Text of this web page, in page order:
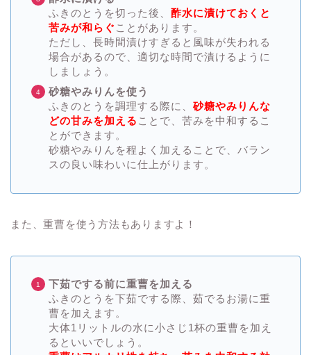
ふきのとうを切った後、 酢水に漬けておくと
苦みが和らぐ ことがあります。
ただし、長時間漬けすぎると風味が失われる
場合があるので、適切な時間で漬けるように
しましょう。
砂糖やみりんを使う
ふきのとうを調理する際に、 砂糖やみりんな
どの甘みを加える ことで、苦みを中和するこ
とができます。
砂糖やみりんを程よく加えることで、バラン
スの良い味わいに仕上がります。
また、重曹を使う方法もありますよ！
下茹でする前に重曹を加える
ふきのとうを下茹でする際、茹でるお湯に重
曹を加えます。
大体1リットルの水に小さじ1杯の重曹を加え
るといいでしょう。